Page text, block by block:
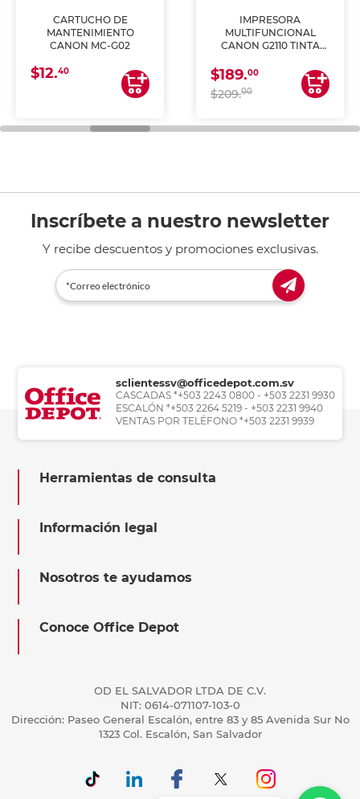
CARTUCHO DE
MANTENIMIENTO
CANON MC-G02
$12.40
IMPRESORA
MULTIFUNCIONAL
CANON G2110 TINTA
$189.00
$209.00
Inscríbete a nuestro newsletter
Y recibe descuentos y promociones exclusivas.
sclientessv@officedepot.com.sv
CASCADAS *+503 2243 0800 - +503 2231 9930
ESCALÓN *+503 2264 5219 - +503 2231 9940
VENTAS POR TELÉFONO *+503 2231 9939
Herramientas de consulta
Información legal
Nosotros te ayudamos
Conoce Office Depot
OD EL SALVADOR LTDA DE C.V.
NIT: 0614-071107-103-0
Dirección: Paseo General Escalón, entre 83 y 85 Avenida Sur No
1323 Col. Escalón, San Salvador